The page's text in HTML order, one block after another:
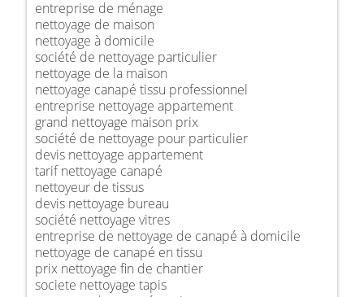
entreprise de ménage
nettoyage de maison
nettoyage à domicile
société de nettoyage particulier
nettoyage de la maison
nettoyage canapé tissu professionnel
entreprise nettoyage appartement
grand nettoyage maison prix
société de nettoyage pour particulier
devis nettoyage appartement
tarif nettoyage canapé
nettoyeur de tissus
devis nettoyage bureau
société nettoyage vitres
entreprise de nettoyage de canapé à domicile
nettoyage de canapé en tissu
prix nettoyage fin de chantier
societe nettoyage tapis